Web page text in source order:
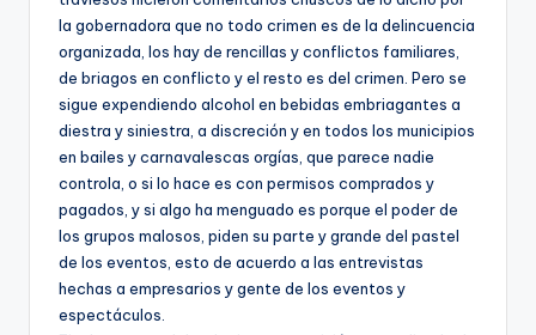
la gobernadora que no todo crimen es de la delincuencia
organizada, los hay de rencillas y conflictos familiares,
de briagos en conflicto y el resto es del crimen. Pero se
sigue expendiendo alcohol en bebidas embriagantes a
diestra y siniestra, a discreción y en todos los municipios
en bailes y carnavalescas orgías, que parece nadie
controla, o si lo hace es con permisos comprados y
pagados, y si algo ha menguado es porque el poder de
los grupos malosos, piden su parte y grande del pastel
de los eventos, esto de acuerdo a las entrevistas
hechas a empresarios y gente de los eventos y
espectáculos.